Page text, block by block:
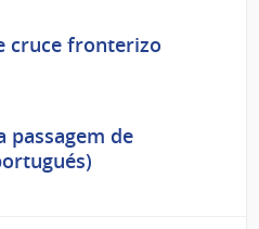
cruce fronterizo
passagem de